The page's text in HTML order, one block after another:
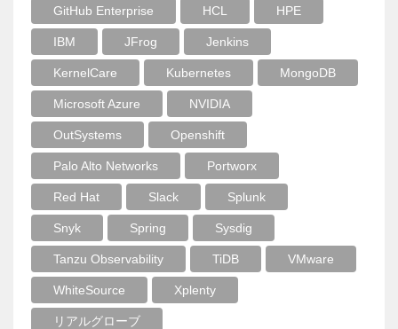
GitHub Enterprise HCL HPE
IBM JFrog Jenkins
KernelCare Kubernetes MongoDB
Microsoft Azure NVIDIA
OutSystems Openshift
Palo Alto Networks Portworx
Red Hat Slack Splunk
Snyk Spring Sysdig
Tanzu Observability TiDB VMware
WhiteSource Xplenty
リアルグローブ